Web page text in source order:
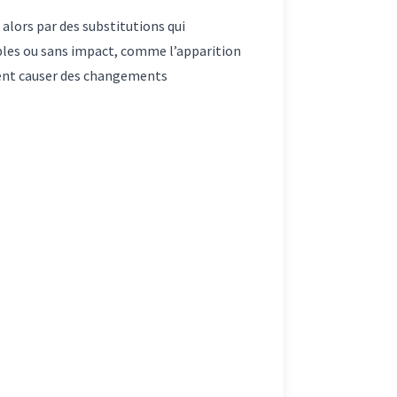
par des substitutions qui
ou sans impact, comme l’apparition
causer des changements